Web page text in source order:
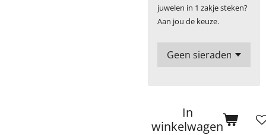
juwelen in 1 zakje steken?
Aan jou de keuze.
In
winkelwagen